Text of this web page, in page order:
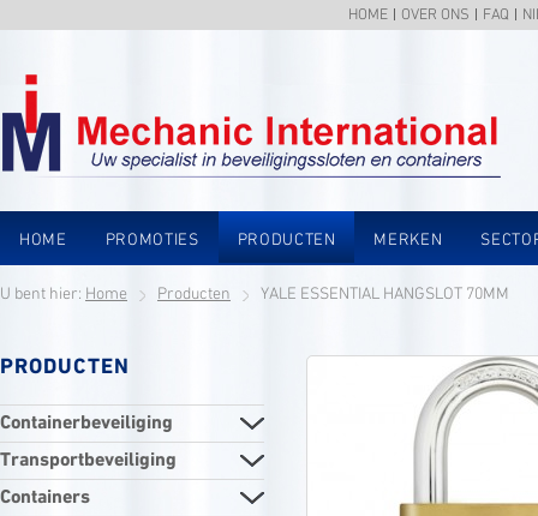
HOME OVER ONS FAQ
HOME PROMOTIES PRODUCTEN MERKEN
U bent hier: Home Producten YALE ESSENTIAL HANGSLOT 70MM
PRODUCTEN
Containerbeveiliging
Transportbeveiliging
Containers